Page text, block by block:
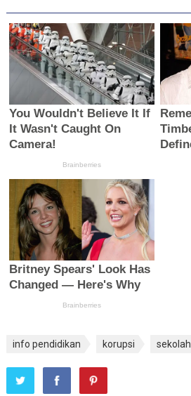
info pendidikan korupsi sekolah